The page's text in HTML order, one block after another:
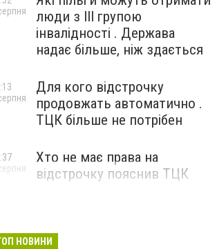
люди з III групою
інвалідності . Держава
надає більше, ніж здається
Для кого відстрочку
продовжать автоматично .
ТЦК більше не потрібен
Хто не має права на
відстрочку пояснив ТЦК
НОВИНИ